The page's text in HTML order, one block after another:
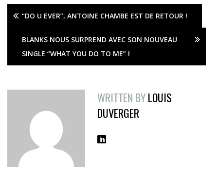
“DO U EVER”, ANTOINE CHAMBE EST DE RETOUR !
BLANKS NOUS SURPREND AVEC SON NOUVEAU
SINGLE “WHAT YOU DO TO ME” !
WRITTEN BYLOUIS
DUVERGER